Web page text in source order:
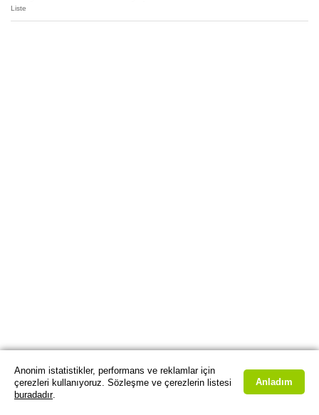
Liste
Anonim istatistikler, performans ve reklamlar için
çerezleri kullanıyoruz. Sözleşme ve çerezlerin listesi
buradadır.
Anladım